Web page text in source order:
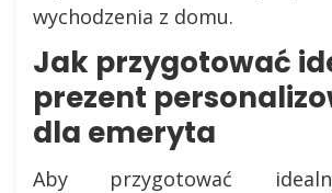
wychodzenia z domu.
Jak przygotować
prezent
dla emeryta
Aby przygotować